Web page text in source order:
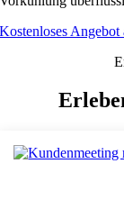
Kostenloses Angebot